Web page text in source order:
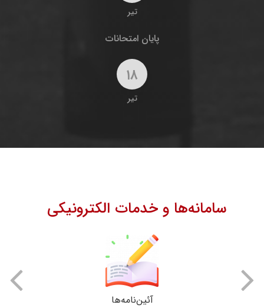
تیر
پایان امتحانات
۱۸
تیر
سامانه‌ها و خدمات الکترونیکی
آئین‌نامه‌ها